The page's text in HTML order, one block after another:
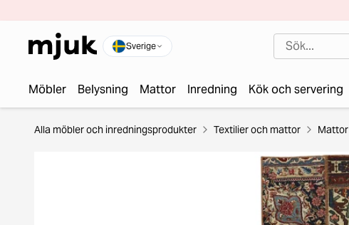
Sverige
Möbler Belysning Mattor Inredning Kök och servering
Alla möbler och inredningsprodukter Textilier och mattor Mattor